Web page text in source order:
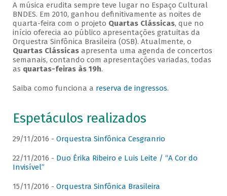
A música erudita sempre teve lugar no Espaço Cultural
BNDES. Em 2010, ganhou definitivamente as noites de
quarta-feira com o projeto Quartas Clássicas, que no
início oferecia ao público apresentações gratuitas da
Orquestra Sinfônica Brasileira (OSB). Atualmente, o
Quartas Clássicasapresenta uma agenda de concertos
semanais, contando com apresentações variadas, todas
as quartas-feiras às 19h.
Saiba como funciona a reserva de ingressos.
Espetáculos realizados
29/11/2016 - Orquestra Sinfônica Cesgranrio
22/11/2016 - Duo Érika Ribeiro e Luis Leite / “A Cor do
Invisível”
15/11/2016 - Orquestra Sinfônica Brasileira